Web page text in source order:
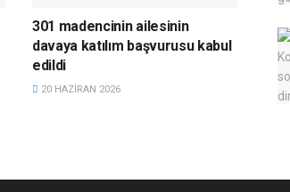
301 madencinin ailesinin
davaya katılım başvurusu kabul
edildi
20 HAZIRAN 2026